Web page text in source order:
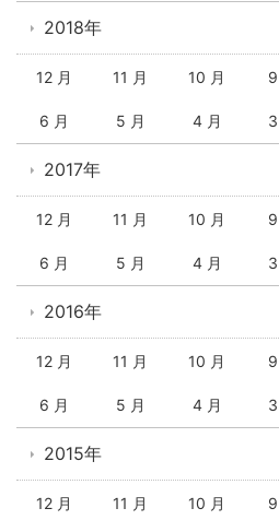
2018年
12 月 11 月 10 月
6 月 5 月 4 月
2017年
12 月 11 月 10 月
6 月 5 月 4 月
2016年
12 月 11 月 10 月
6 月 5 月 4 月
2015年
12 月 11 月 10 月